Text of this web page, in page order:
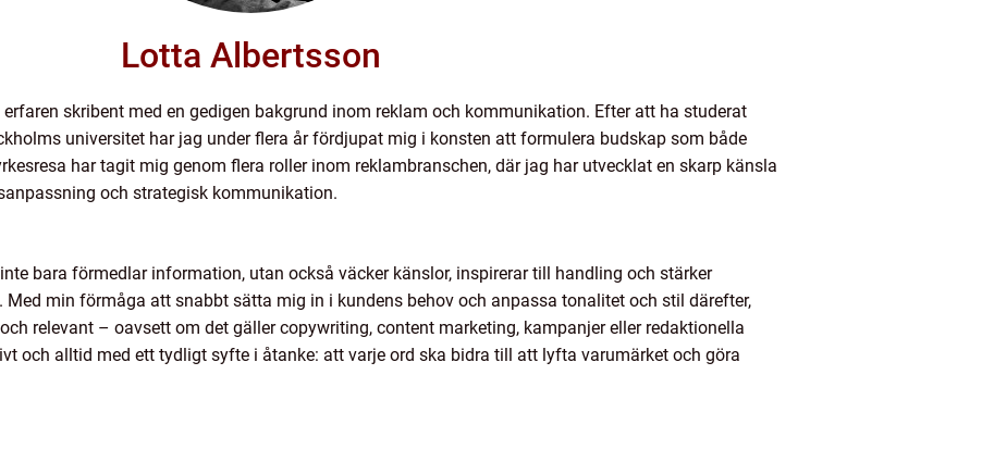
Lotta Albertsson
skribent med en gedigen bakgrund inom reklam och kommunikation. Efter att ha studerat
universitet har jag under flera år fördjupat mig i konsten att formulera budskap som både
har tagit mig genom flera roller inom reklambranschen, där jag har utvecklat en skarp känsla
och strategisk kommunikation.
bara förmedlar information, utan också väcker känslor, inspirerar till handling och stärker
min förmåga att snabbt sätta mig in i kundens behov och anpassa tonalitet och stil därefter,
relevant – oavsett om det gäller copywriting, content marketing, kampanjer eller redaktionella
och alltid med ett tydligt syfte i åtanke: att varje ord ska bidra till att lyfta varumärket och göra